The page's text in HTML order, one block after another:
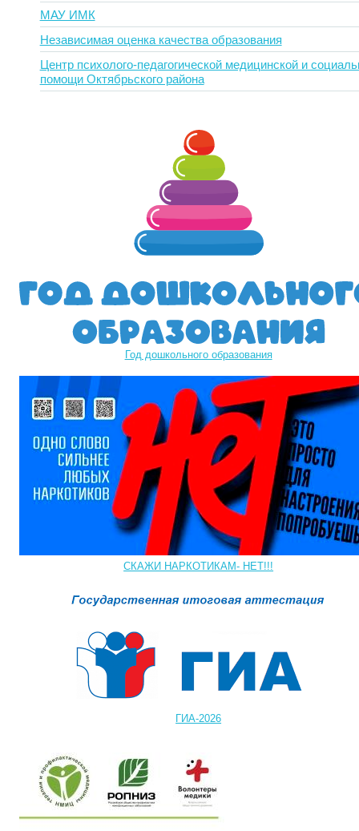
МАУ ИМК
Независимая оценка качества образования
Центр психолого-педагогической медицинской и
помощи Октябрьского района
Год дошкольного образования
СКАЖИ НАРКОТИКАМ- НЕТ!!!
ГИА-2026